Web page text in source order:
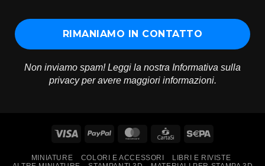
Non inviamo spam! Leggi la nostra Informativa sulla
privacyper avere maggiori informazioni.
Visa PayPal MasterCardCartaSi
MINIATURE COLORI E ACCESSORI
LIBRI E RIVISTE